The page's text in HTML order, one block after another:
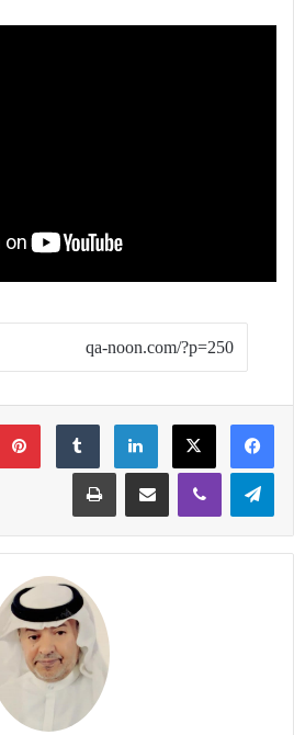
لينكدإن ‏Tumblr
تيلقرام ڤايبر مشاركة عبر البريد طباعة